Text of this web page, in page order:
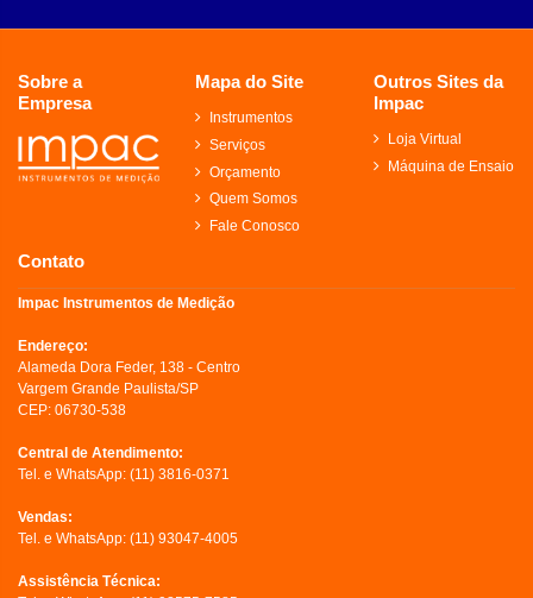
Sobre a
Empresa
Mapa do Site
Instrumentos
Serviços
Orçamento
Quem Somos
Fale Conosco
Outros Sites da
Impac
Loja Virtual
Máquina de Ensaio
Contato
Impac Instrumentos de Medição
Endereço:
Alameda Dora Feder, 138 - Centro
Vargem Grande Paulista/SP
CEP: 06730-538
Central de Atendimento:
Tel. e WhatsApp: (11) 3816-0371
Vendas:
Tel. e WhatsApp: (11) 93047-4005
Assistência Técnica: